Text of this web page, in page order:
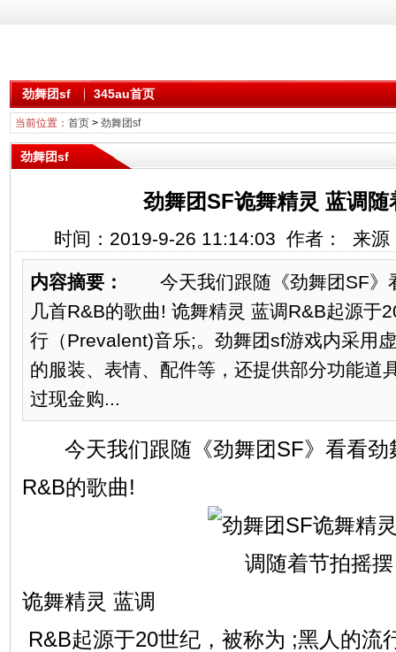
劲舞团sf 345au首页
当前位置： 首页> 劲舞团sf
劲舞团sf
劲舞团SF诡舞精灵 蓝调随
时间：2019-9-26 11:14:03 作者： 来
内容摘要：
今天我们跟随《劲舞团SF》
几首R&B的歌曲! 诡舞精灵 蓝调R&B起源于
行（Prevalent)音乐;。劲舞团sf游戏内采用
的服装、表情、配件等，还提供部分功能道
过现金购...
今天我们跟随《劲舞团SF》看看劲
R&B的歌曲!
诡舞精灵 蓝调
R&B起源于20世纪，被称为 ;黑人的流